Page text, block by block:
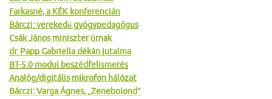
Farkasné, a KÉK konferencián
Bárczi: verekedő gyógypedagógus
Csák János miniszter úrnak
dr. Papp Gabriella dékán jutalma
BT-5.0 modul beszédfelismerés
Analóg/digitális mikrofon hálózat
Bárczi: Varga Ágnes, „Zenebolond”